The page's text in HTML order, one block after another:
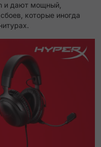
и дают мощный,
которые иногда